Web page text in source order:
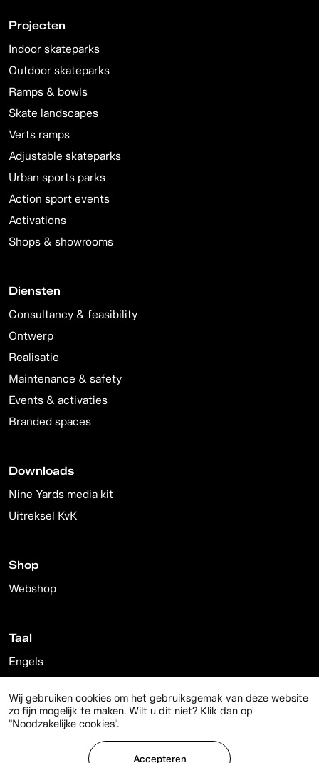
Projecten
Indoor skateparks
Outdoor skateparks
Ramps & bowls
Skate landscapes
Verts ramps
Adjustable skateparks
Urban sports parks
Action sport events
Activations
Shops & showrooms
Diensten
Consultancy & feasibility
Ontwerp
Realisatie
Maintenance & safety
Events & activaties
Branded spaces
Downloads
Nine Yards media kit
Uitreksel KvK
Shop
Webshop
Taal
Engels
Wij gebruiken cookies om het gebruiksgemak van deze website
zo fijn mogelijk te maken. Wilt u dit niet? Klik dan op
"Noodzakelijke cookies".
Accepteren